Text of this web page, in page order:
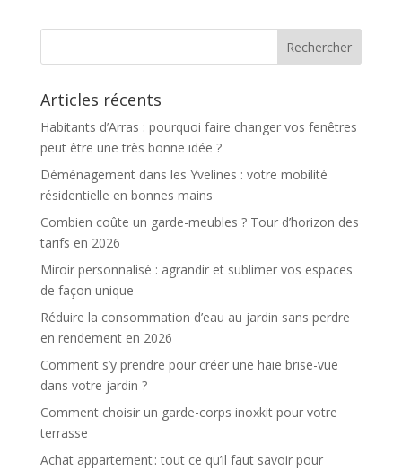
Articles récents
Habitants d’Arras : pourquoi faire changer vos fenêtres
peut être une très bonne idée ?
Déménagement dans les Yvelines : votre mobilité
résidentielle en bonnes mains
Combien coûte un garde-meubles ? Tour d’horizon des
tarifs en 2026
Miroir personnalisé : agrandir et sublimer vos espaces
de façon unique
Réduire la consommation d’eau au jardin sans perdre
en rendement en 2026
Comment s’y prendre pour créer une haie brise-vue
dans votre jardin ?
Comment choisir un garde-corps inoxkit pour votre
terrasse
Achat appartement : tout ce qu’il faut savoir pour